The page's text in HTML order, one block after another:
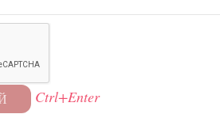
Ctrl+Enter